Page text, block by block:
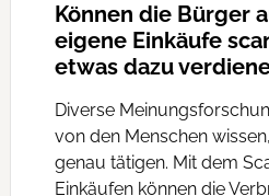
Können die Bürger
eigene Einkäufe
etwas dazu
Diverse
von den Menschen
genau tätigen. Mit dem
Einkäufen können die